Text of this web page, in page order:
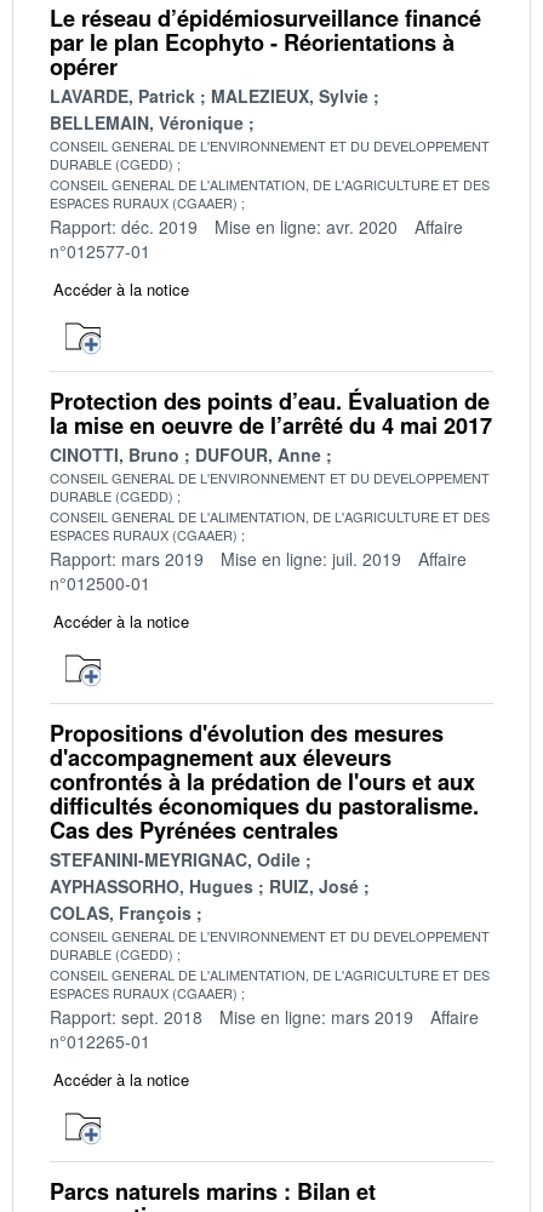
Le réseau d’épidémiosurveillance financé
par le plan Ecophyto - Réorientations à
opérer
LAVARDE, Patrick
MALEZIEUX, Sylvie
BELLEMAIN, Véronique
CONSEIL GENERAL DE L'ENVIRONNEMENT ET DU DEVELOPPEMENT
DURABLE (CGEDD)
CONSEIL GENERAL DE L'ALIMENTATION, DE L'AGRICULTURE ET DES
ESPACES RURAUX (CGAAER)
Rapport: déc. 2019 Mise en ligne: avr. 2020
Affaire
n°012577-01
Accéder à la notice
Protection des points d’eau. Évaluation de
la mise en oeuvre de l’arrêté du 4 mai 2017
CINOTTI, Bruno DUFOUR, Anne
CONSEIL GENERAL DE L'ENVIRONNEMENT ET DU DEVELOPPEMENT
DURABLE (CGEDD)
CONSEIL GENERAL DE L'ALIMENTATION, DE L'AGRICULTURE ET DES
ESPACES RURAUX (CGAAER)
Rapport: mars 2019 Mise en ligne: juil. 2019
Affaire
n°012500-01
Accéder à la notice
Propositions d'évolution des mesures
d'accompagnement aux éleveurs
confrontés à la prédation de l'ours et aux
difficultés économiques du pastoralisme.
Cas des Pyrénées centrales
STEFANINI-MEYRIGNAC, Odile
AYPHASSORHO, Hugues
RUIZ, José
COLAS, François
CONSEIL GENERAL DE L'ENVIRONNEMENT ET DU DEVELOPPEMENT
DURABLE (CGEDD)
CONSEIL GENERAL DE L'ALIMENTATION, DE L'AGRICULTURE ET DES
ESPACES RURAUX (CGAAER)
Rapport: sept. 2018 Mise en ligne: mars 2019
Affaire
n°012265-01
Accéder à la notice
Parcs naturels marins : Bilan et